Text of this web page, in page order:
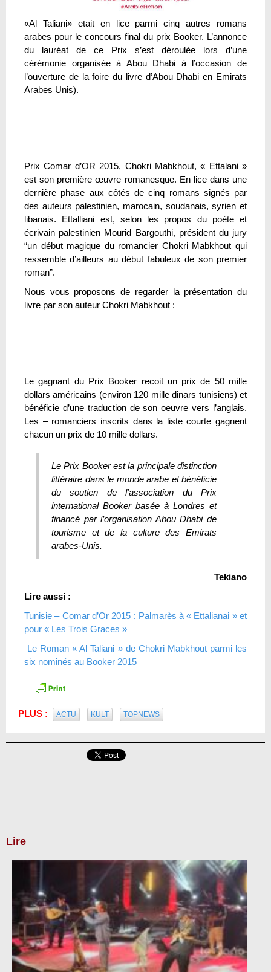
«Al Taliani» etait en lice parmi cinq autres romans
arabes pour le concours final du prix Booker. L’annonce
du lauréat de ce Prix s’est déroulée lors d’une
cérémonie organisée à Abou Dhabi à l’occasion de
l’ouverture de la foire du livre d’Abou Dhabi en Emirats
Arabes Unis).
Prix Comar d’OR 2015, Chokri Mabkhout, « Ettalani »
est son première œuvre romanesque. En lice dans une
dernière phase aux côtés de cinq romans signés par
des auteurs palestinien, marocain, soudanais, syrien et
libanais. Ettalliani est, selon les propos du poète et
écrivain palestinien Mourid Bargouthi, président du jury
“un début magique du romancier Chokri Mabkhout qui
ressemble d’ailleurs au début fabuleux de son premier
roman”.
Nous vous proposons de regarder la présentation du
livre par son auteur Chokri Mabkhout :
Le gagnant du Prix Booker recoit un prix de 50 mille
dollars américains (environ 120 mille dinars tunisiens) et
bénéficie d’une traduction de son oeuvre vers l’anglais.
Les – romanciers inscrits dans la liste courte gagnent
chacun un prix de 10 mille dollars.
Le Prix Booker est la principale distinction
littéraire dans le monde arabe et bénéficie
du soutien de l’association du Prix
international Booker basée à Londres et
financé par l’organisation Abou Dhabi de
tourisme et de la culture des Emirats
arabes-Unis.
Tekiano
Lire aussi :
Tunisie – Comar d’Or 2015 : Palmarès à « Ettalianai » et
pour « Les Trois Graces »
Le Roman « Al Taliani » de Chokri Mabkhout parmi les
six nominés au Booker 2015
PLUS : ACTU KULT TOPNEWS
Lire